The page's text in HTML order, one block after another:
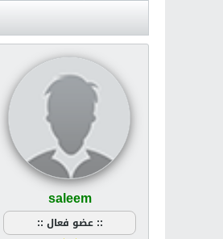
saleem
:: عضو فعال ::